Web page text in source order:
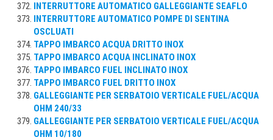
INTERRUTTORE AUTOMATICO GALLEGGIANTE SEAFLO
INTERRUTTORE AUTOMATICO POMPE DI SENTINA
OSCLUATI
TAPPO IMBARCO ACQUA DRITTO INOX
TAPPO IMBARCO ACQUA INCLINATO INOX
TAPPO IMBARCO FUEL INCLINATO INOX
TAPPO IMBARCO FUEL DRITTO INOX
GALLEGGIANTE PER SERBATOIO VERTICALE FUEL/ACQUA
OHM 240/33
GALLEGGIANTE PER SERBATOIO VERTICALE FUEL/ACQUA
OHM 10/180